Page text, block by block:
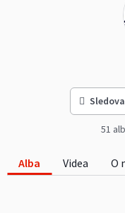
51 alb
Alba Videa O